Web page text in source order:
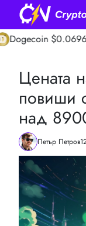
$0.0696 0.00%
Цената
повиши
над
Петър Петров